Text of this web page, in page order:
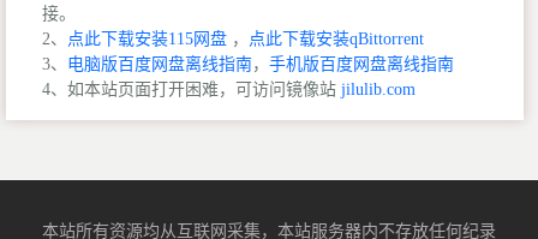
接。
2、 点此下载安装115网盘 ， 点此下载安装qBittorrent
3、 电脑版百度网盘离线指南， 手机版百度网盘离线指南
4、如本站页面打开困难，可访问镜像站 jilulib.com
本站所有资源均从互联网采集，本站服务器内不存放任何纪录